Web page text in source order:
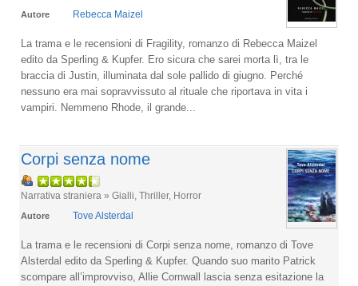
Autore Rebecca Maizel
La trama e le recensioni di Fragility, romanzo di Rebecca Maizel
edito da Sperling & Kupfer. Ero sicura che sarei morta lì, tra le
braccia di Justin, illuminata dal sole pallido di giugno. Perché
nessuno era mai sopravvissuto al rituale che riportava in vita i
vampiri. Nemmeno Rhode, il grande...
Corpi senza nome
Narrativa straniera » Gialli, Thriller, Horror
Autore Tove Alsterdal
La trama e le recensioni di Corpi senza nome, romanzo di Tove
Alsterdal edito da Sperling & Kupfer. Quando suo marito Patrick
scompare all’improvviso, Allie Cornwall lascia senza esitazione la